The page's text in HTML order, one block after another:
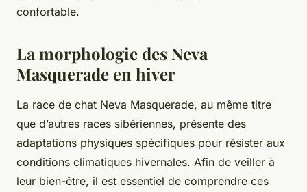
confortable.
La morphologie des Neva
Masquerade en hiver
La race de chat Neva Masquerade, au même titre
que d’autres races sibériennes, présente des
adaptations physiques spécifiques pour résister aux
conditions climatiques hivernales. Afin de veiller à
leur bien-être, il est essentiel de comprendre ces